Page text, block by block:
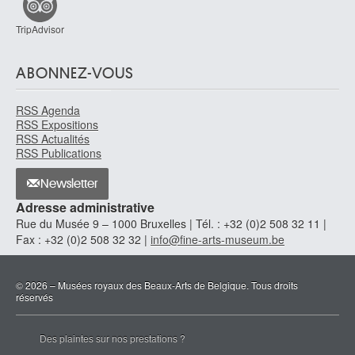
Ecole française
XVIe siècle
vers 1460 - 1470
Ecole française, Berry
vers troisième quart XIVe siècle
Ecole française, Bretagne
milieu XVe siècle
Ecole française, Languedoc
début XVIe siècle
Ecole française, Languedoc
XVe siècle
Ecole française, Loire
TripAdvisor
ABONNEZ-VOUS
RSS Agenda
RSS Expositions
RSS Actualités
RSS Publications
Newsletter
Adresse administrative
Rue du Musée 9 – 1000 Bruxelles | Tél. : +32 (0)2 508 32 11 |
Fax : +32 (0)2 508 32 32 | info@fine-arts-museum.be
© 2026 – Musées royaux des Beaux-Arts de Belgique. Tous droits
réservés
Des plaintes sur nos prestations ?